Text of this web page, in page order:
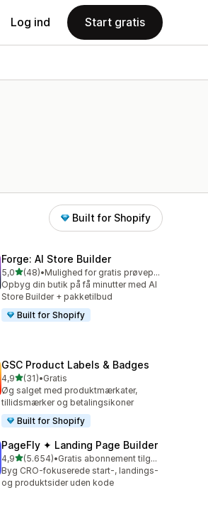
Log ind Start gratis
Built for Shopify
Forge: AI Store Builder
5,0ud af 5 stjerner
(48)
48 anmeldelser i alt
•
Mulighed for gratis prøveperiode
Opbyg din butik på få minutter med AI
Store Builder + pakketilbud
Built for Shopify
GSC Product Labels & Badges
4,9ud af 5 stjerner
(31)
31 anmeldelser i alt
•Gratis
Øg salget med produktmærkater,
tillidsmærker og betalingsikoner
Built for Shopify
PageFly ✦ Landing Page Builder
4,9ud af 5 stjerner
(5.654)
5654 anmeldelser i alt
•
Gratis abonnement tilgængeligt
Byg CRO-fokuserede start-, landings-
og produktsider uden kode